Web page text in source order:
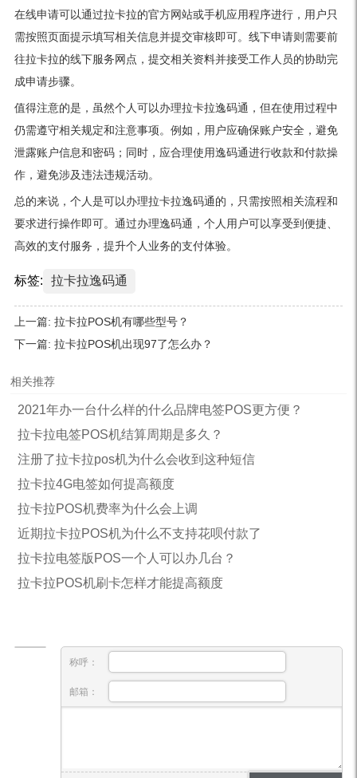
在线申请可以通过拉卡拉的官方网站或手机应用程序进行，用户只
需按照页面提示填写相关信息并提交审核即可。线下申请则需要前
往拉卡拉的线下服务网点，提交相关资料并接受工作人员的协助完
成申请步骤。
值得注意的是，虽然个人可以办理拉卡拉逸码通，但在使用过程中
仍需遵守相关规定和注意事项。例如，用户应确保账户安全，避免
泄露账户信息和密码；同时，应合理使用逸码通进行收款和付款操
作，避免涉及违法违规活动。
总的来说，个人是可以办理拉卡拉逸码通的，只需按照相关流程和
要求进行操作即可。通过办理逸码通，个人用户可以享受到便捷、
高效的支付服务，提升个人业务的支付体验。
标签: 拉卡拉逸码通
上一篇: 拉卡拉POS机有哪些型号？
下一篇: 拉卡拉POS机出现97了怎么办？
相关推荐
2021年办一台什么样的什么品牌电签POS更方便？
拉卡拉电签POS机结算周期是多久？
注册了拉卡拉pos机为什么会收到这种短信
拉卡拉4G电签如何提高额度
拉卡拉POS机费率为什么会上调
近期拉卡拉POS机为什么不支持花呗付款了
拉卡拉电签版POS一个人可以办几台？
拉卡拉POS机刷卡怎样才能提高额度
称呼：
邮箱：